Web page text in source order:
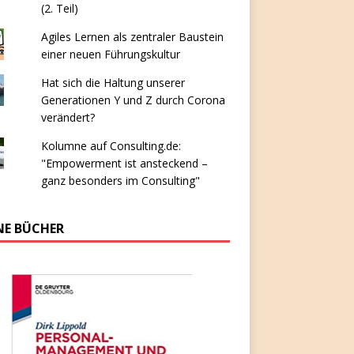
(2. Teil)
Agiles Lernen als zentraler Baustein
einer neuen Führungskultur
Hat sich die Haltung unserer
Generationen Y und Z durch Corona
verändert?
Kolumne auf Consulting.de:
"Empowerment ist ansteckend –
ganz besonders im Consulting"
BÜCHER